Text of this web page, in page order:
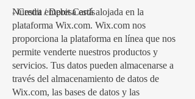
- Credit / Debit Cards
Nuestra empresa está alojada en la
plataforma Wix.com. Wix.com nos
proporciona la plataforma en línea que nos
permite venderte nuestros productos y
servicios. Tus datos pueden almacenarse a
través del almacenamiento de datos de
Wix.com, las bases de datos y las